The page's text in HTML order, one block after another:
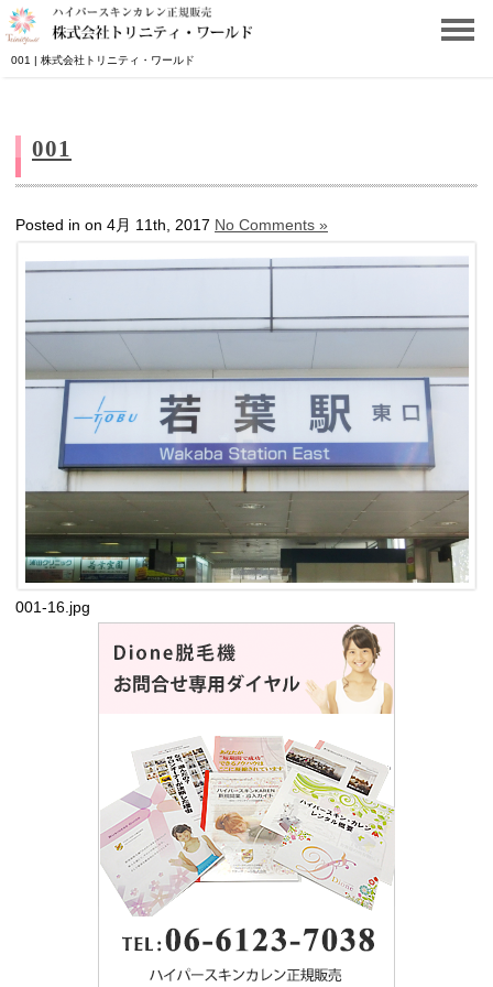
001 | 株式会社トリニティ・ワールド
001
Posted in on 4月 11th, 2017 No Comments »
001-16.jpg